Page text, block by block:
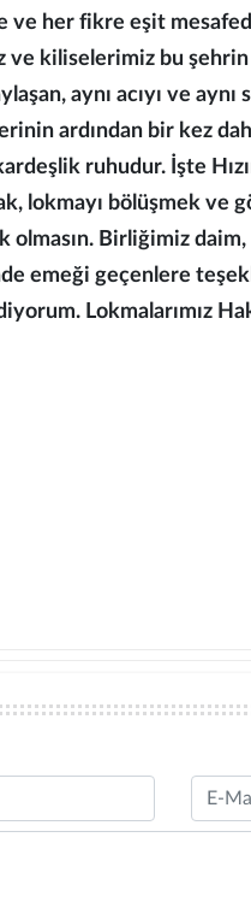
ve her fikre eşit
ve kiliselerimiz bu
aynı acıyı ve
ardından bir kez
ruhudur. İşte
lokmayı bölüşmek ve
olmasın. Birliğimiz
emeği geçenlere
Lokmalarımız
Email